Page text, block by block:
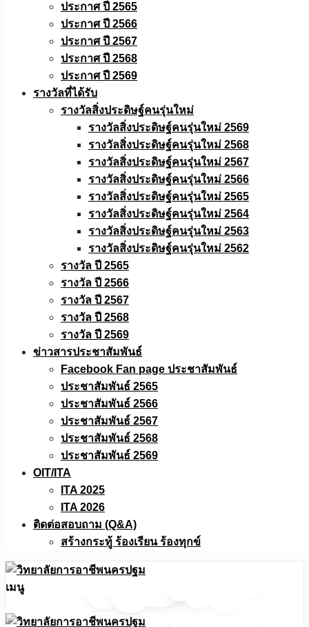
ประกาศ ปี 2565
ประกาศ ปี 2566
ประกาศ ปี 2567
ประกาศ ปี 2568
ประกาศ ปี 2569
รางวัลที่ได้รับ
รางวัลสิ่งประดิษฐ์คนรุ่นใหม่
รางวัลสิ่งประดิษฐ์คนรุ่นใหม่ 2569
รางวัลสิ่งประดิษฐ์คนรุ่นใหม่ 2568
รางวัลสิ่งประดิษฐ์คนรุ่นใหม่ 2567
รางวัลสิ่งประดิษฐ์คนรุ่นใหม่ 2566
รางวัลสิ่งประดิษฐ์คนรุ่นใหม่ 2565
รางวัลสิ่งประดิษฐ์คนรุ่นใหม่ 2564
รางวัลสิ่งประดิษฐ์คนรุ่นใหม่ 2563
รางวัลสิ่งประดิษฐ์คนรุ่นใหม่ 2562
รางวัล ปี 2565
รางวัล ปี 2566
รางวัล ปี 2567
รางวัล ปี 2568
รางวัล ปี 2569
ข่าวสารประชาสัมพันธ์
Facebook Fan page ประชาสัมพันธ์
ประชาสัมพันธ์ 2565
ประชาสัมพันธ์ 2566
ประชาสัมพันธ์ 2567
ประชาสัมพันธ์ 2568
ประชาสัมพันธ์ 2569
OIT/ITA
ITA 2025
ITA 2026
ติดต่อสอบถาม (Q&A)
สร้างกระทู้ ร้องเรียน ร้องทุกข์
เมนู